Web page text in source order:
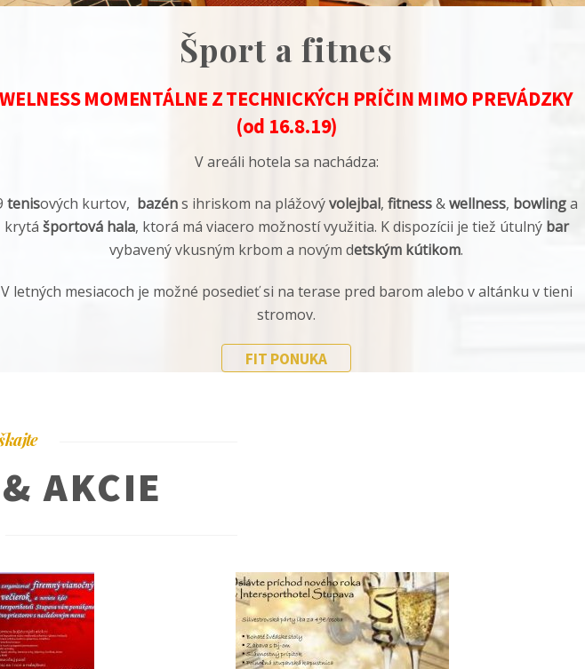
Šport a fitnes
WELNESS MOMENTÁLNE Z TECHNICKÝCH PRÍČIN MIMO PREVÁDZKY
(od 16.8.19)
V areáli hotela sa nachádza:
tenisových kurtov, bazéns ihriskom na plážovývolejbal, fitness&wellness, bowlinga
krytá športová hala, ktorá má viacero možností využitia. K dispozícii je tiež útulný bar
vybavený vkusným krbom a novým detským kútikom.
V letných mesiacoch je možné posedieť si na terase pred barom alebo v altánku v tieni
stromov.
FIT PONUKA
AKCIE